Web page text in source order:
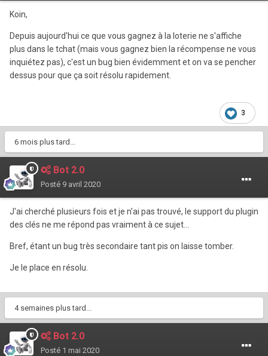
Koin,
Depuis aujourd'hui ce que vous gagnez à la loterie ne s'affiche
plus dans le tchat (mais vous gagnez bien la récompense ne vous
inquiétez pas), c'est un bug bien évidemment et on va se pencher
dessus pour que ça soit résolu rapidement.
3
6 mois plus tard...
Bot 2.0
Posté 9 avril 2020
J'ai cherché plusieurs fois et je n'ai pas trouvé, le support du plugin
des clés ne me répond pas vraiment à ce sujet...
Bref, étant un bug très secondaire tant pis on laisse tomber.
Je le place en résolu.
4 semaines plus tard...
Bot 2.0
Posté 1 mai 2020